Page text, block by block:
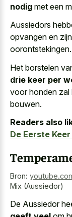
nodig met een
Aussiedors
opvangen en
oorontstekingen.
Het borstelen
drie keer per
voor honden zal
bouwen.
Readers also
De Eerste
Bron:
Mix (Aussiedor)
De Aussiedor